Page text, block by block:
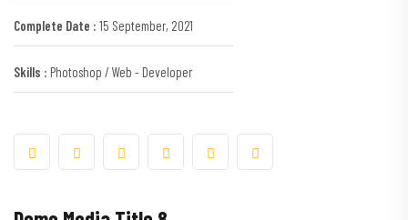
Complete Date : 15 September, 2021
Skills : Photoshop / Web - Developer